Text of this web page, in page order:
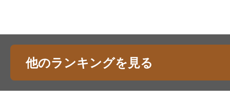
他のランキングを見る